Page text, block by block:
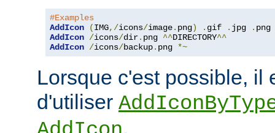
#Examples
AddIcon
(IMG,/icons/image. png) . gif . jpg .
AddIcon /icons/dir. png ^^DIRECTORY^^
AddIcon /icons/backup. png *~
Lorsque c'est possible, il
d'utiliser
.